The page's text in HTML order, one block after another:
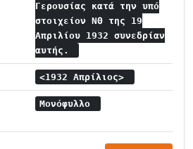
Γερουσίας κατά την υπό
στοιχείον ΝΘ της 19
Απριλίου 1932 συνεδρίαν
αυτής.
<1932 Απρίλιος>
Μονόφυλλο